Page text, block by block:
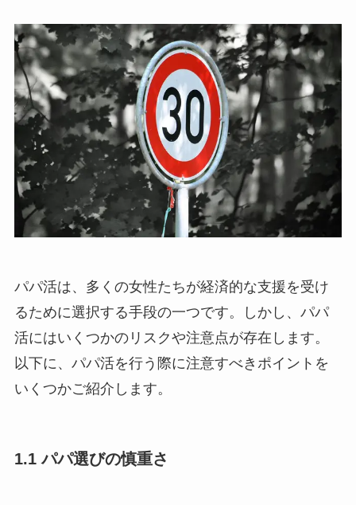
パパ活は、多くの女性たちが経済的な支援を受け
るために選択する手段の一つです。しかし、パパ
活にはいくつかのリスクや注意点が存在します。
以下に、パパ活を行う際に注意すべきポイントを
いくつかご紹介します。
1.1 パパ選びの慎重さ